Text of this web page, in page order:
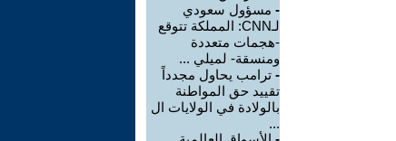
- مسؤول سعودي
لـCNN: المملكة تتوقع
-هجمات متعددة
ومنسقة- لميلي ...
- ترامب يحاول مجدداً
تقييد حق المواطنة
بالولادة في الولايات ال
...